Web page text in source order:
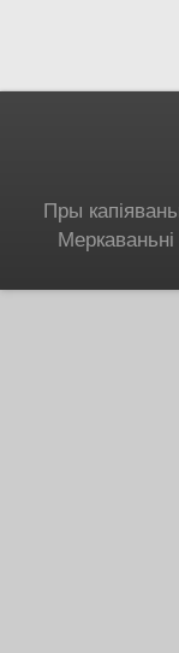
Пры